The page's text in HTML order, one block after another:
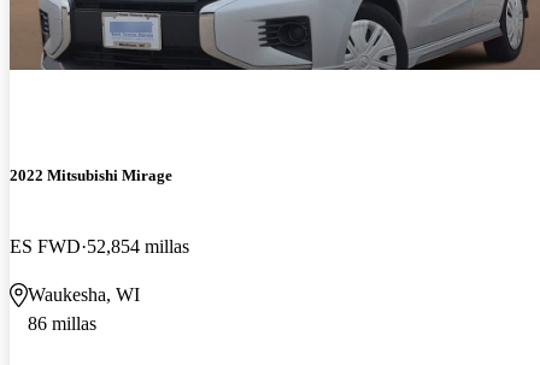
2022 Mitsubishi Mirage
ES FWD 52,854 millas
Waukesha, WI
86 millas